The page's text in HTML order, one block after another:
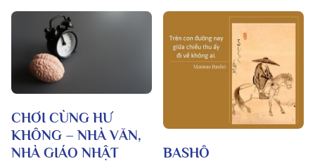
CHƠI CÙNG HƯ
KHÔNG – NHÀ VĂN,
NHÀ GIÁO NHẬT
BASHÔ